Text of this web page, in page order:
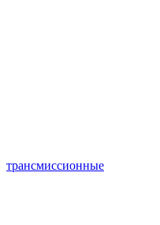
трансмиссионные